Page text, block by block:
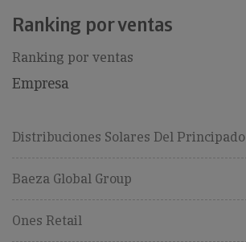
Ranking por ventas
Ranking por ventas
Empresa
Distribuciones Solares Del Principado
Baeza Global Group
Ones Retail